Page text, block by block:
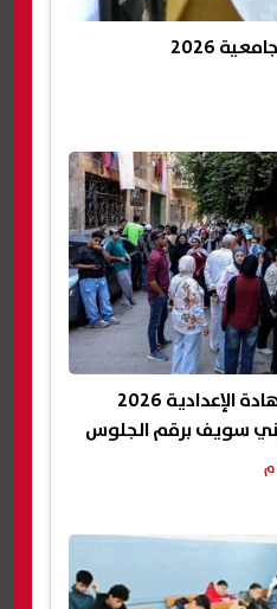
2026
ظهرت الآن.. نتيجة الشهادة الإعدادية 2026
سويف برقم الجلوس